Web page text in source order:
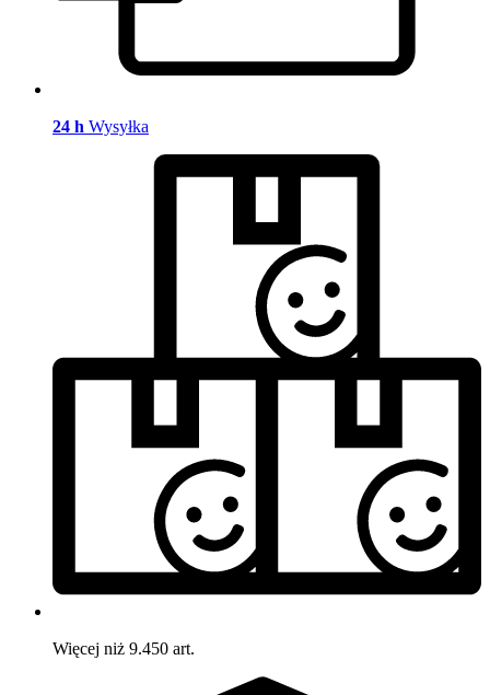
24 h Wysyłka
Więcej niż 9.450 art.